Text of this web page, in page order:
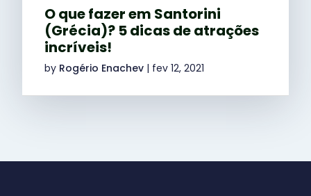
O que fazer em Santorini
(Grécia)? 5 dicas de atrações
incríveis!
by Rogério Enachev | fev 12, 2021